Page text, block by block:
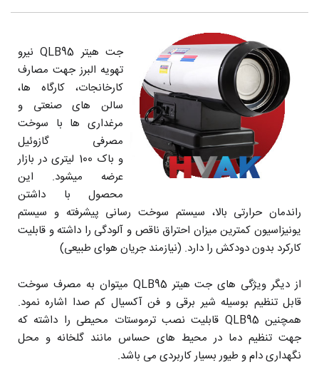
جت هیتر QLB95 نیرو
تهویه البرز جهت مصارف
کارخانجات، کارگاه ها،
سالن های صنعتی و
مرغداری ها با سوخت
مصرفی گازوئیل
و باک 100 لیتری در بازار
عرضه میشود. این
محصول با داشتن
راندمان حرارتی بالا، سیستم سوخت رسانی پیشرفته و سیستم
یونیزاسیون کمترین میزان احتراق ناقص و آلودگی را داشته و قابلیت
کارکرد بدون دودکش را دارد. (نیازمند جریان هوای طبیعی)
از دیگر ویژگی های جت هیتر QLB95 میتوان به مصرف سوخت
قابل تنظیم بوسیله شیر برقی و فن آکسیال کم صدا اشاره نمود.
همچنین QLB95 قابلیت نصب ترموستات محیطی را داشته که
جهت تنظیم دما در محیط های حساس مانند گلخانه و محل
نگهداری دام و طیور بسیار کاربردی می باشد.